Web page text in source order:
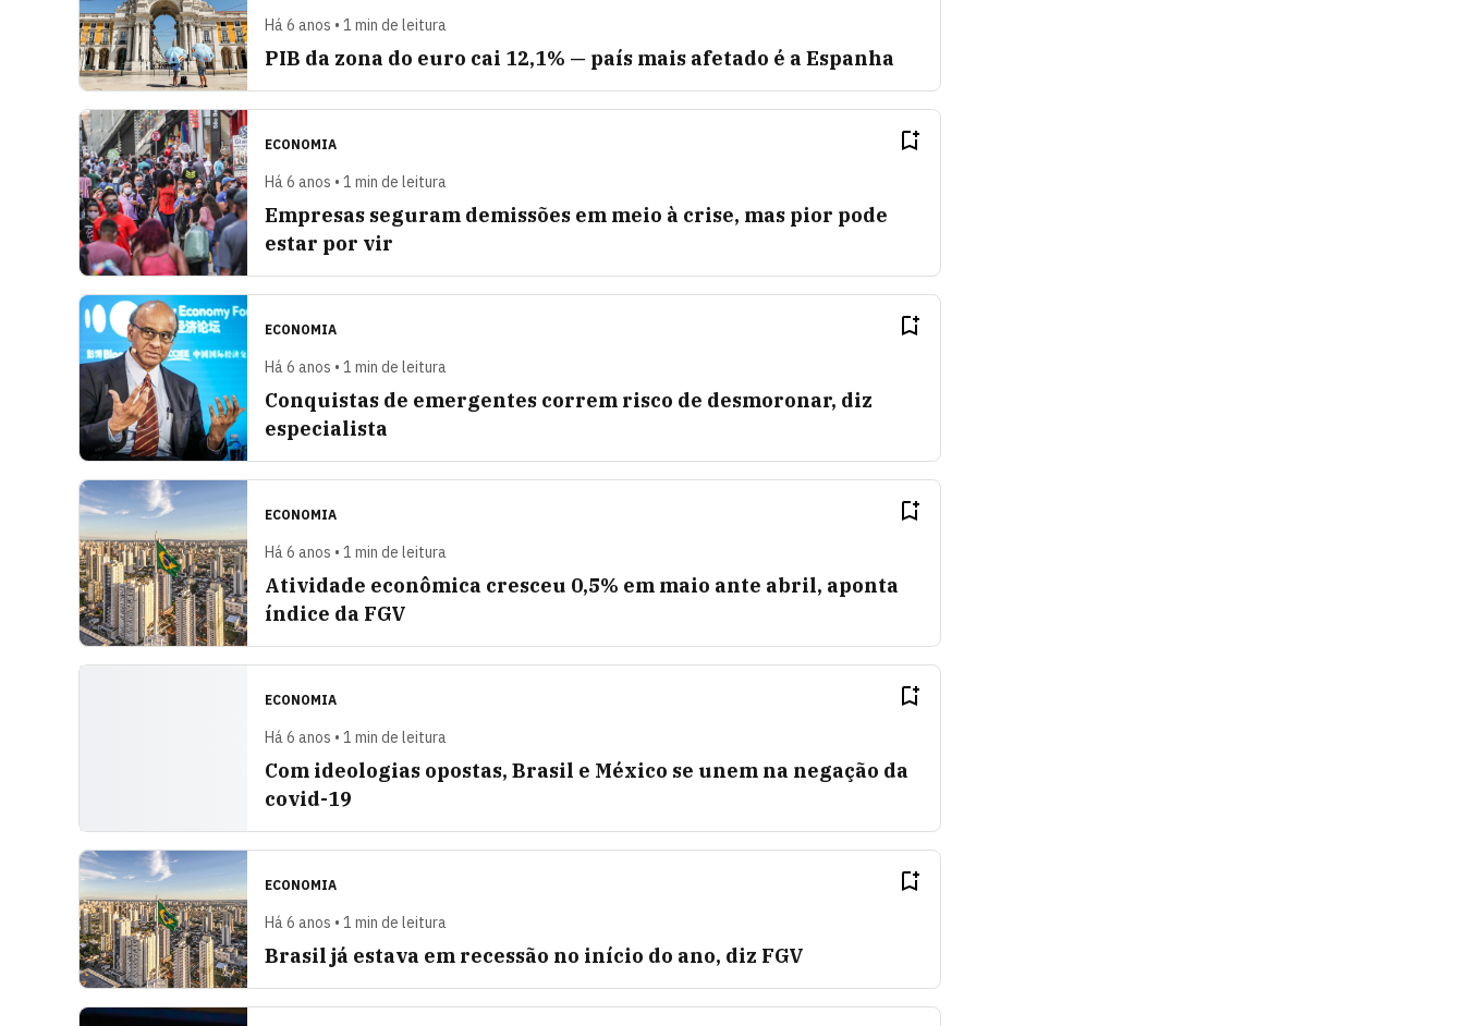
Há 6 anos • 1 min de leitura
PIB da zona do euro cai 12,1% — país mais afetado é a Espanha
ECONOMIA
Há 6 anos • 1 min de leitura
Empresas seguram demissões em meio à crise, mas pior pode
estar por vir
ECONOMIA
Há 6 anos • 1 min de leitura
Conquistas de emergentes correm risco de desmoronar, diz
especialista
ECONOMIA
Há 6 anos • 1 min de leitura
Atividade econômica cresceu 0,5% em maio ante abril, aponta
índice da FGV
ECONOMIA
Há 6 anos • 1 min de leitura
Com ideologias opostas, Brasil e México se unem na negação da
covid-19
ECONOMIA
Há 6 anos • 1 min de leitura
Brasil já estava em recessão no início do ano, diz FGV